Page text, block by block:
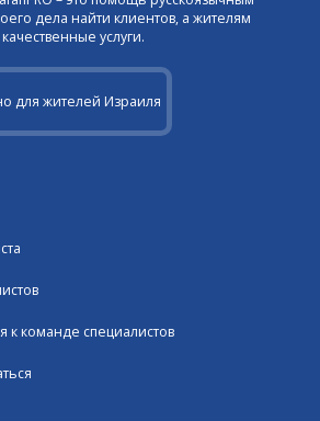
дела найти клиентов, а жителям
услуги.
для жителей Израиля
к команде специалистов